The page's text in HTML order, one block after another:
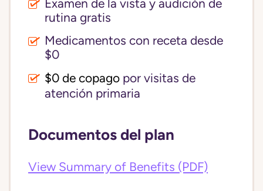
Examen de la vista y audición de
rutina gratis
Medicamentos con receta desde
$0
$0 de copago por visitas de
atención primaria
Documentos del plan
View Summary of Benefits (PDF)